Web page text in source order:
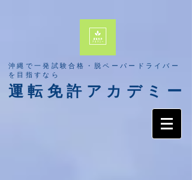
​沖縄で一発試験合格・脱ペーパードライバー
を目指すなら
​運転免許アカデミー